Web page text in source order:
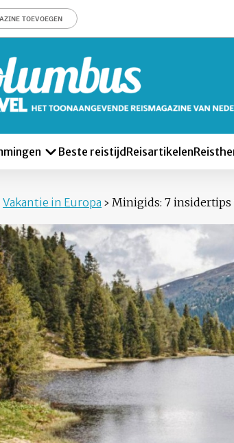
TOEVOEGEN
Beste reistijd Reisartikelen
Vakantie in Europa › Minigids: 7